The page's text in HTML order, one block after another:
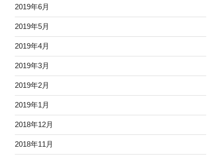
2019年6月
2019年5月
2019年4月
2019年3月
2019年2月
2019年1月
2018年12月
2018年11月